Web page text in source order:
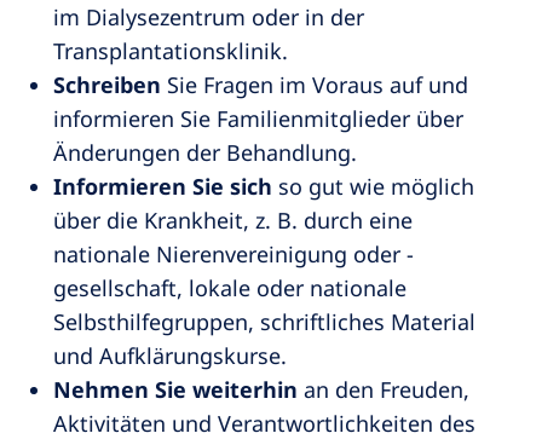
im Dialysezentrum oder in der
Transplantationsklinik.
Schreiben Sie Fragen im Voraus auf und
informieren Sie Familienmitglieder über
Änderungen der Behandlung.
Informieren Sie sich so gut wie möglich
über die Krankheit, z. B. durch eine
nationale Nierenvereinigung oder -
gesellschaft, lokale oder nationale
Selbsthilfegruppen, schriftliches Material
und Aufklärungskurse.
Nehmen Sie weiterhin an den Freuden,
Aktivitäten und Verantwortlichkeiten des